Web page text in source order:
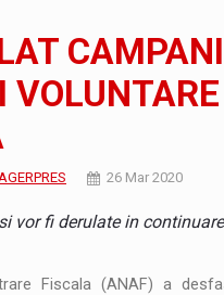
H a ajuns in Romania
and the Future of Protein
26 Mar 2020
vor fi derulate in
Fiscala (ANAF) a